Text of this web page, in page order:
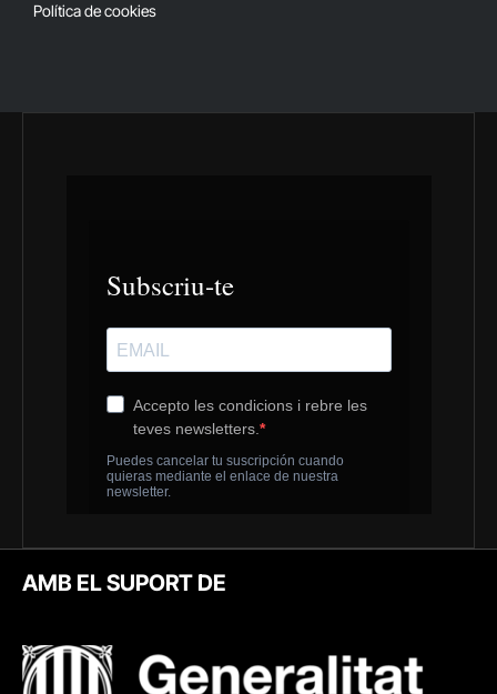
Política de cookies
AMB EL SUPORT DE